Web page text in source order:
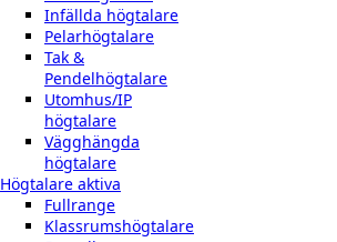
Infällda högtalare
Pelarhögtalare
Tak &
Pendelhögtalare
Utomhus/IP
högtalare
Vägghängda
högtalare
Högtalare aktiva
Fullrange
Klassrumshögtalare